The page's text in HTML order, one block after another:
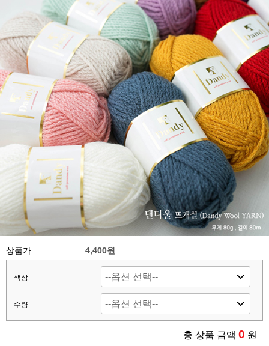
상품가 4,400원
색상
수량
총 상품 금액 0 원